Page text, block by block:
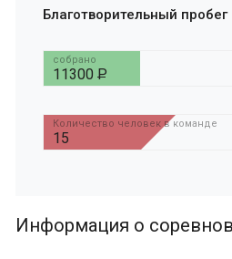
Благотворительный пробег
собрано
11300 P
Количество человек в команде
15
Информация о